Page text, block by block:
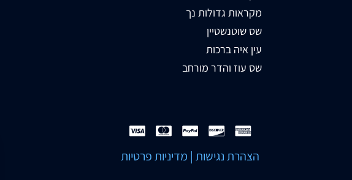
מקראות גדולות נך
שס שוטנשטיין
עין איה ברכות
שס עוז והדר מורחב
הצהרת נגישות | מדיניות פרטיות